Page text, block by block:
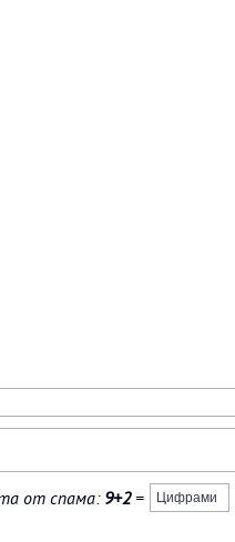
от спама: 9+2=